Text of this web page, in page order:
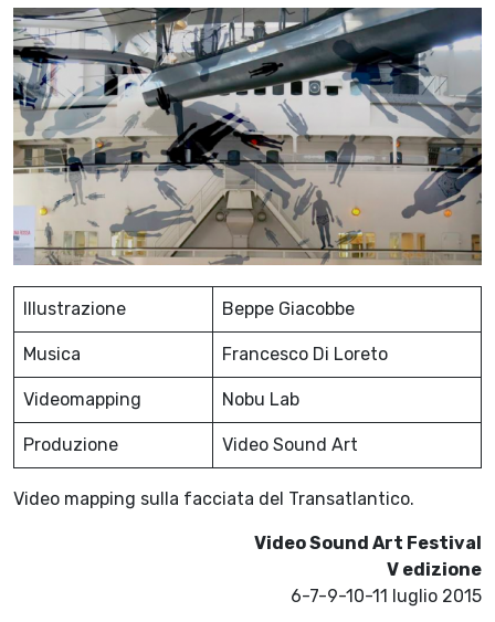
Illustrazione Beppe Giacobbe
Musica Francesco Di Loreto
Videomapping Nobu Lab
Produzione Video Sound Art
Video mapping sulla facciata del Transatlantico.
Video Sound Art Festival
V edizione
6-7-9-10-11 luglio 2015